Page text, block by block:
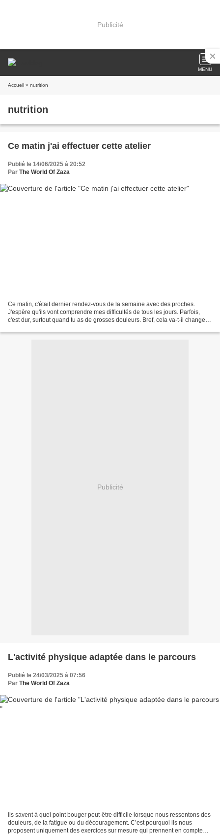
Publicité
MENU
Accueil » nutrition
nutrition
Ce matin j'ai effectuer cette atelier
Publié le 14/06/2025 à 20:52
Par The World Of Zaza
Ce matin, c'était dernier rendez-vous de la semaine avec des proches.
J'espère qu'ils vont comprendre mes difficultés de tous les jours. Parfois,
c'est dur, surtout quand tu as de grosses douleurs. Bref, cela va-t-il changer
Publicité
L'activité physique adaptée dans le parcours
Publié le 24/03/2025 à 07:56
Par The World Of Zaza
Ils savent à quel point bouger peut-être difficile lorsque nous ressentons des
douleurs, de la fatigue ou du découragement. C’est pourquoi ils nous
proposent uniquement des exercices sur mesure qui prennent en compte